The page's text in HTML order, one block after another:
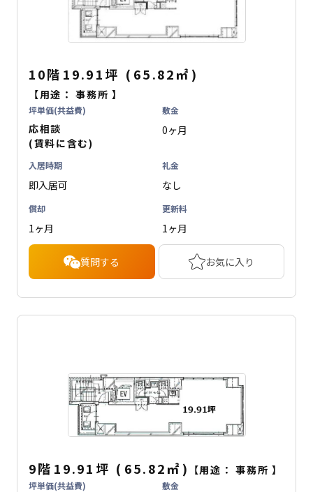
10階 19.91坪 ( 65.82㎡ )
【用途：事務所 】
坪単価(共益費)
応相談
(賃料に含む)
敷金
0ヶ月
入居時期
即入居可
礼金
なし
償却
1ヶ月
更新料
1ヶ月
質問する お気に入り
9階 19.91坪 ( 65.82㎡ ) 【用途：事務所 】
坪単価(共益費) 敷金